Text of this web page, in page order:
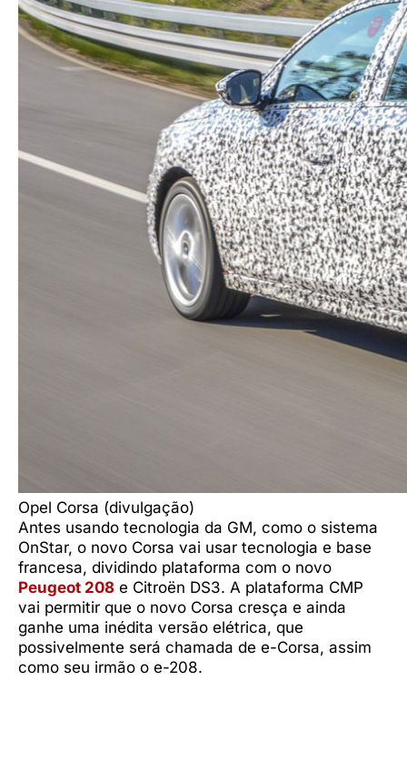
Opel Corsa (divulgação)
Antes usando tecnologia da GM, como o sistema
OnStar, o novo Corsa vai usar tecnologia e base
francesa, dividindo plataforma com o novo
Peugeot 208 e Citroën DS3. A plataforma CMP
vai permitir que o novo Corsa cresça e ainda
ganhe uma inédita versão elétrica, que
possivelmente será chamada de e-Corsa, assim
como seu irmão o e-208.